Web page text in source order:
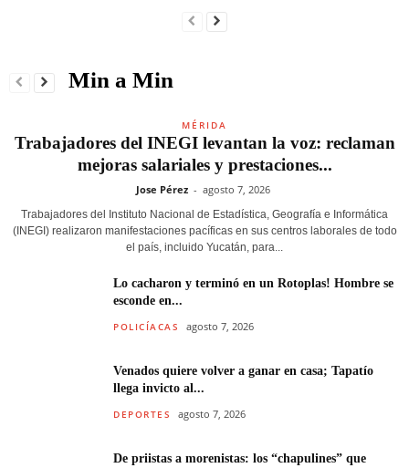
Min a Min
MÉRIDA
Trabajadores del INEGI levantan la voz: reclaman
mejoras salariales y prestaciones...
Jose Pérez - agosto 7, 2026
Trabajadores del Instituto Nacional de Estadística, Geografía e Informática
(INEGI) realizaron manifestaciones pacíficas en sus centros laborales de todo
el país, incluido Yucatán, para...
Lo cacharon y terminó en un Rotoplas! Hombre se
esconde en...
POLICÍACAS agosto 7, 2026
Venados quiere volver a ganar en casa; Tapatío
llega invicto al...
DEPORTES agosto 7, 2026
De priistas a morenistas: los “chapulines” que